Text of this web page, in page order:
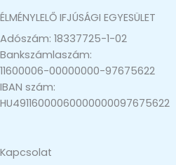
ÉLMÉNYLELŐ IFJÚSÁGI EGYESÜLET
Adószám: 18337725-1-02
Bankszámlaszám:
11600006-00000000-97675622
IBAN szám:
HU49116000060000000097675622
Kapcsolat